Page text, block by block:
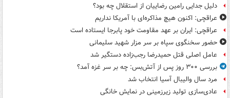
دلیل جدایی رامین رضاییان از استقلال چه بود؟
عراقچی: اکنون هیچ مذاکره‌ای با آمریکا نداریم
عراقچی: ایران بر عهد مقاومت خود پابرجا ایستاده است
حضور سخنگوی سپاه بر سر مزار شهید سلیمانی
عامل اصلی قتل حمیدرضا رجب‌زاده دستگیر شد
بررسی ۳۰۰ روز پس از آتش‌بس: چه بر سر غزه آمد؟
مرد سال والیبال آسیا انتخاب شد
عادی‌سازی تولید زیرزمینی در نمایش خانگی